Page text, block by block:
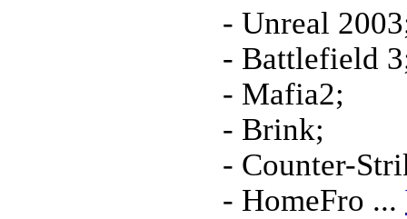
- Unreal
- Battlefield
- Mafia2;
- Brink;
- Counter-
- HomeFro ...